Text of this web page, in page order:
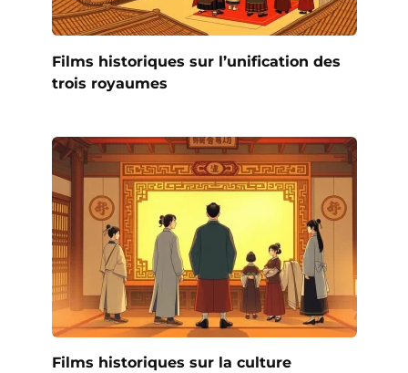
Films historiques sur l’unification des
trois royaumes
Films historiques sur la culture